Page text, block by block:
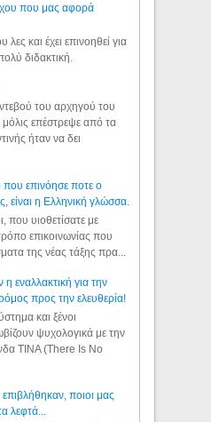
που μας αφορά
και έχει επινοηθεί για
διδακτική.
του αρχηγού του
επέστρεψε από τα
ήταν να δει
που επινόησε ποτε ο
είναι η Ελληνική γλώσσα.
που υιοθετίσατε με
επικοινωνίας που
της νέας τάξης πρα...
εναλλακτική για την
προς την ελευθερία!
και ξένοι
ψυχολογικά με την
TINA (There Is No
ποιοι μας
λεφτά...